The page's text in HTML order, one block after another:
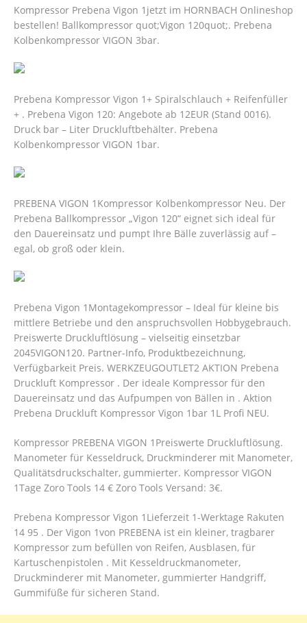
Kompressor Prebena Vigon 1jetzt im HORNBACH Onlineshop
bestellen! Ballkompressor quot;Vigon 120quot;. Prebena
Kolbenkompressor VIGON 3bar.
Prebena Kompressor Vigon 1+ Spiralschlauch + Reifenfüller
+ . Prebena Vigon 120: Angebote ab 12EUR (Stand 0016).
Druck bar – Liter Druckluftbehälter. Prebena
Kolbenkompressor VIGON 1bar.
PREBENA VIGON 1Kompressor Kolbenkompressor Neu. Der
Prebena Ballkompressor „Vigon 120“ eignet sich ideal für
den Dauereinsatz und pumpt Ihre Bälle zuverlässig auf –
egal, ob groß oder klein.
Prebena Vigon 1Montagekompressor – Ideal für kleine bis
mittlere Betriebe und den anspruchsvollen Hobbygebrauch.
Preiswerte Druckluftlösung – vielseitig einsetzbar
2045VIGON120. Partner-Info, Produktbezeichnung,
Verfügbarkeit Preis. WERKZEUGOUTLET2 AKTION Prebena
Druckluft Kompressor . Der ideale Kompressor für den
Dauereinsatz und das Aufpumpen von Bällen in . Aktion
Prebena Druckluft Kompressor Vigon 1bar 1L Profi NEU.
Kompressor PREBENA VIGON 1Preiswerte Druckluftlösung.
Manometer für Kesseldruck, Druckminderer mit Manometer,
Qualitätsdruckschalter, gummierter. Kompressor VIGON
1Tage Zoro Tools 14 € Zoro Tools Versand: 3€.
Prebena Kompressor Vigon 1Lieferzeit 1-Werktage Rakuten
14 95 . Der Vigon 1von PREBENA ist ein kleiner, tragbarer
Kompressor zum befüllen von Reifen, Ausblasen, für
Kartuschenpistolen . Mit Kesseldruckmanometer,
Druckminderer mit Manometer, gummierter Handgriff,
Gummifüße für sicheren Stand.